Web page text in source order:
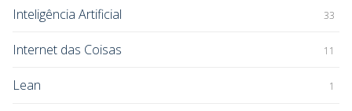
Inteligência Artificial 33
Internet das Coisas 11
Lean 1